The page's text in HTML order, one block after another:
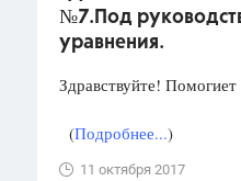
№7.Под
уравнения.
Здравствуйте!
(Подробнее...)
11 октября 2017